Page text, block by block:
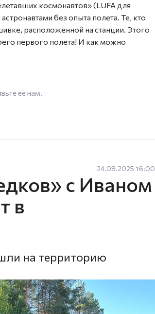
космонавтов» (LUFA для
без опыта полета. Те, кто
расположенной на станции. Этого
первого полета! И как можно
ее нам.
24.08.2025 16:00
с Иваном
в
на территорию